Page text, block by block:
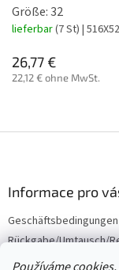
Größe: 32
lieferbar(7 St) |
26,77 €
22,12 € ohne MwSt.
l
Informace pro
Geschäftsbedingungen
Rückgabe/Umtausch/
Großhandel